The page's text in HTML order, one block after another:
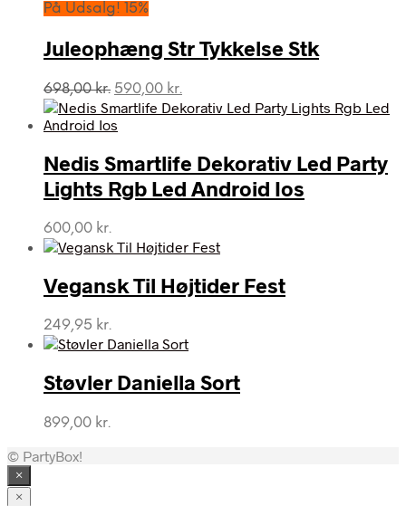
På Udsalg! 15%
Juleophæng Str Tykkelse Stk
698,00kr. Den
oprindelige
pris
698,00 kr..
590,00 kr.
aktuelle
590,00 kr..
Nedis Smartlife Dekorativ Led Party
Lights Rgb Led Android Ios
600,00 kr.
Vegansk Til Højtider Fest
249,95 kr.
Støvler Daniella Sort
899,00 kr.
© PartyBox!
×
×